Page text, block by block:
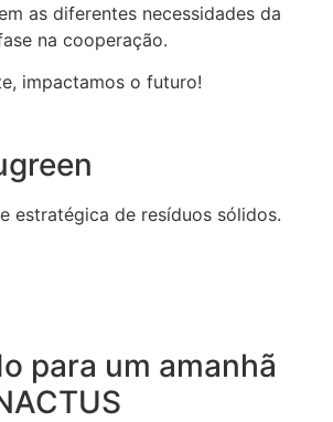
as diferentes necessidades da
na cooperação.
impactamos o futuro!
estratégica de resíduos sólidos.
para um amanhã